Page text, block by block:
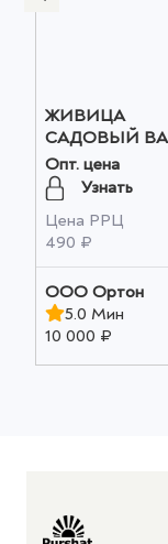
ЖИВИЦА
САДОВЫЙ ВАР
Опт. цена
Узнать
Цена РРЦ
490 ₽
ООО Ортон
5.0 Мин
10 000 ₽